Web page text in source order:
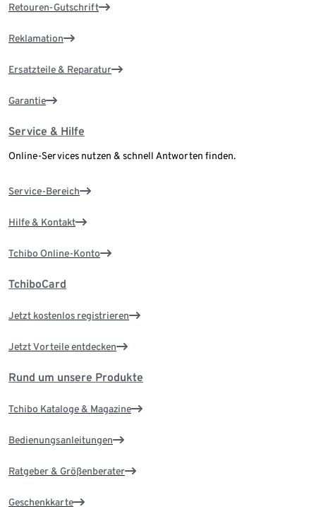
Retouren-Gutschrift
Reklamation
Ersatzteile & Reparatur
Garantie
Service & Hilfe
Online-Services nutzen & schnell Antworten finden.
Service-Bereich
Hilfe & Kontakt
Tchibo Online-Konto
TchiboCard
Jetzt kostenlos registrieren
Jetzt Vorteile entdecken
Rund um unsere Produkte
Tchibo Kataloge & Magazine
Bedienungsanleitungen
Ratgeber & Größenberater
Geschenkkarte